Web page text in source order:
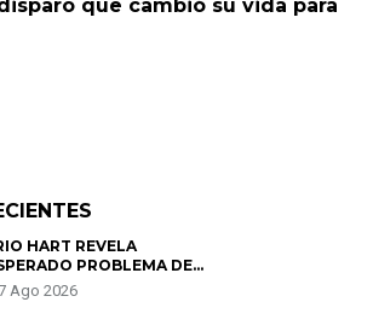
que cambió su vida para
HART REVELA
PROBLEMA DE
ANTES DE SEPARARSE DE
“ME ENCONTRARON UN
Ago 2026